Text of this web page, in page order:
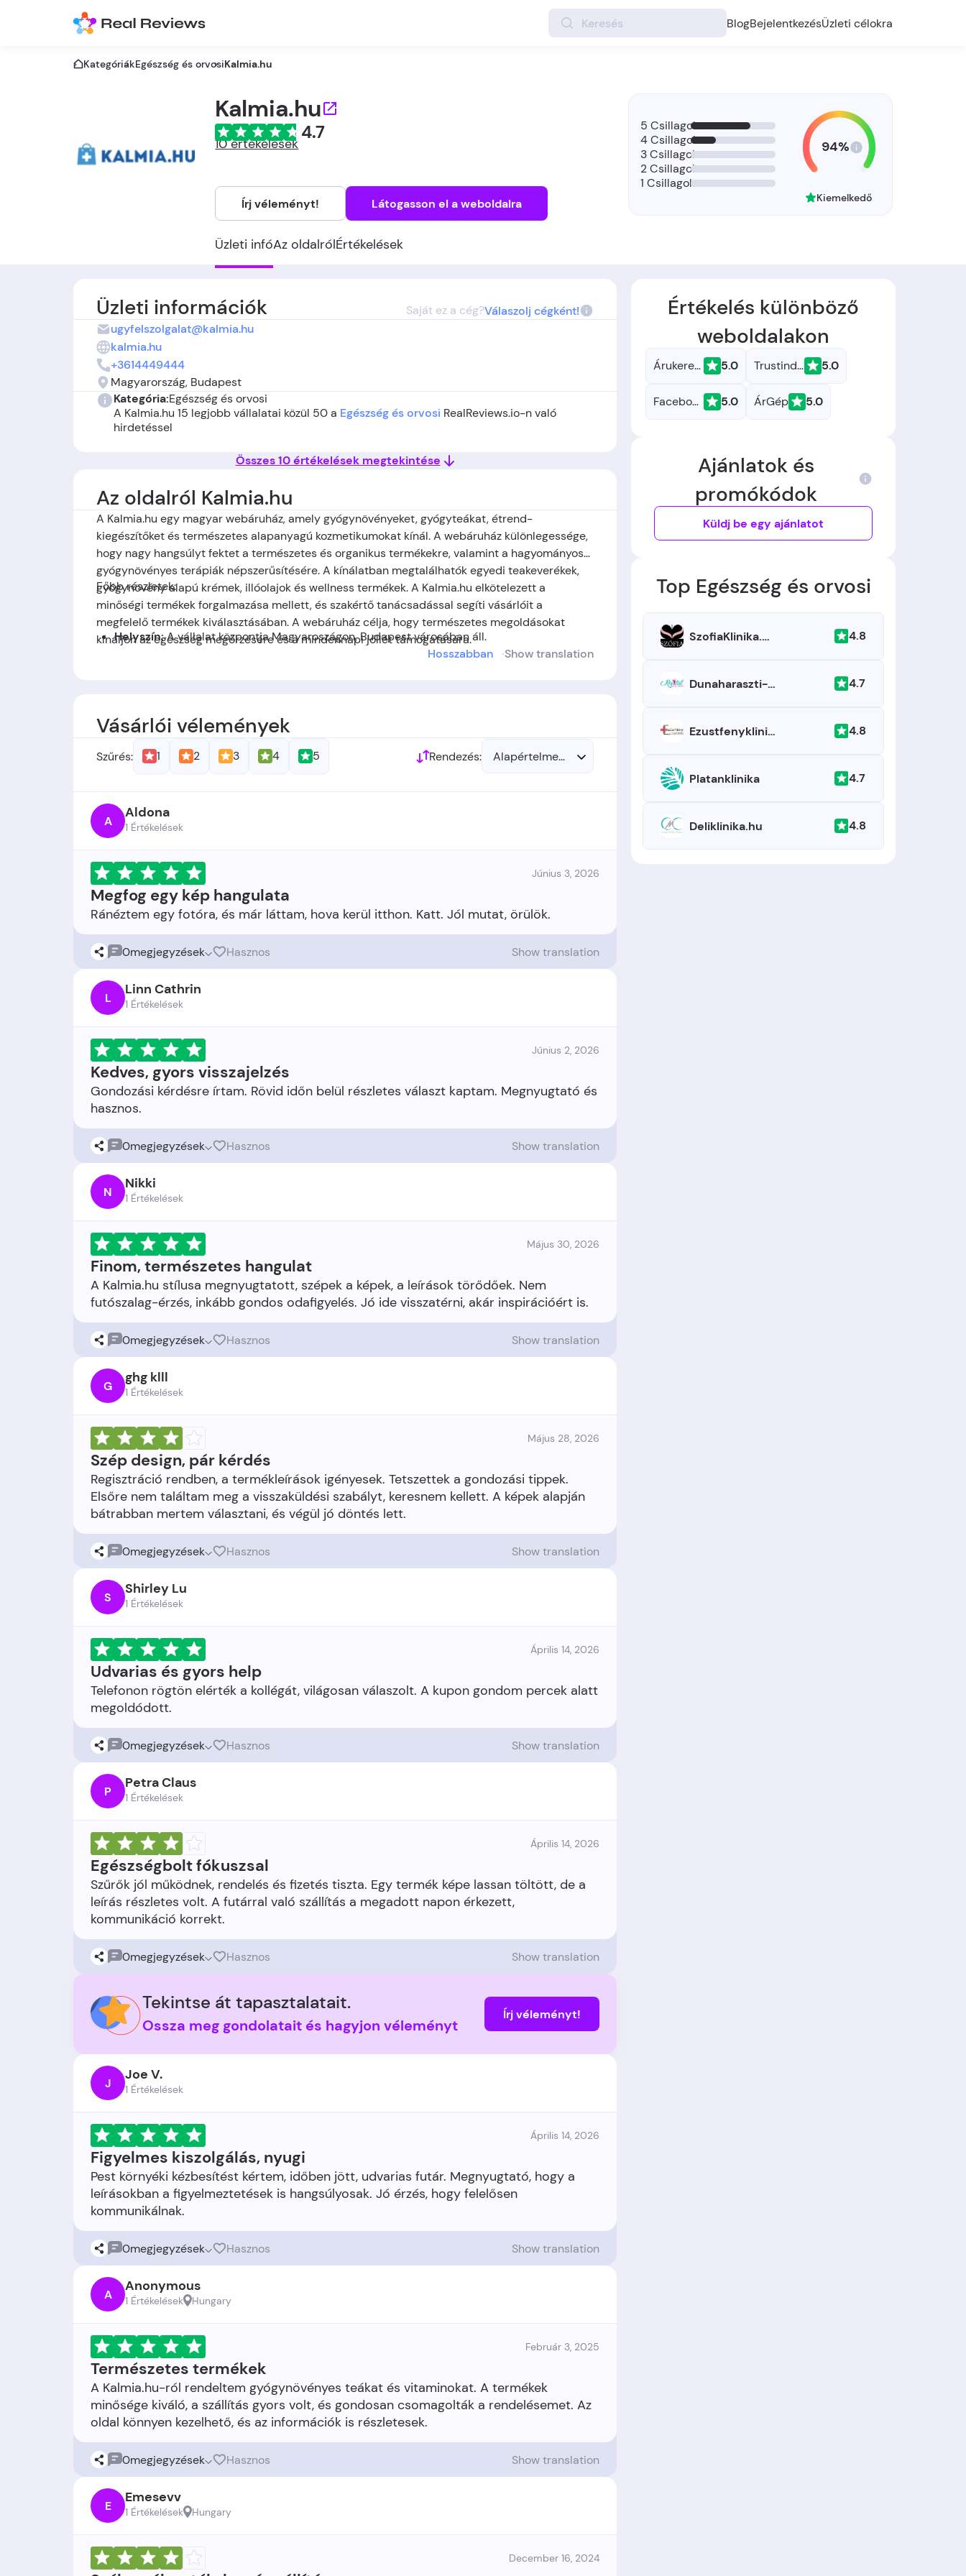
BlogBejelentkezésÜzleti célokra
KategóriákEgészség és orvosiKalmia.hu
Kalmia.hu
4.7
10 értékelések
Írj véleményt! Látogasson el a weboldalra
Üzleti infóAz oldalrólÉrtékelések
5 Csillagok
4 Csillagok
3 Csillagok
2 Csillagok
1 Csillagok
94%
Kiemelkedő
Üzleti információk Saját ez a cég?Válaszolj cégként!
ugyfelszolgalat@kalmia.hu
kalmia.hu
+3614449444
Magyarország, Budapest
Kategória:Egészség és orvosi
A Kalmia.hu 15 legjobb vállalatai közül 50 a Egészség és orvosi RealReviews.io-n való
hirdetéssel
Összes 10 értékelések megtekintése
Az oldalról Kalmia.hu
A Kalmia.hu egy magyar webáruház, amely gyógynövényeket, gyógyteákat, étrend-
kiegészítőket és természetes alapanyagú kozmetikumokat kínál. A webáruház különlegessége,
hogy nagy hangsúlyt fektet a természetes és organikus termékekre, valamint a hagyományos
gyógynövényes terápiák népszerűsítésére. A kínálatban megtalálhatók egyedi teakeverékek,
gyógynövény alapú krémek, illóolajok és wellness termékek. A Kalmia.hu elkötelezett a
minőségi termékek forgalmazása mellett, és szakértő tanácsadással segíti vásárlóit a
megfelelő termékek kiválasztásában. A webáruház célja, hogy természetes megoldásokat
kínáljon az egészség megőrzésére és a mindennapi jóllét támogatására.
Főbb részletek:
Helyszín:A vállalat központja Magyaroszágon,Budapestvárosában áll.
Hosszabban Show translation
Értékelés különböző
weboldalakon
Árukereső.hu 5.0 Trustindex 5.0
Facebook 5.0 ÁrGép 5.0
Ajánlatok és
promókódok
Küldj be egy ajánlatot
Top Egészség és orvosi
SzofiaKlinika.hu 4.8
Dunaharaszti-Maganklinika 4.7
Ezustfenyklinika 4.8
Platanklinika 4.7
Deliklinika.hu 4.8
Vásárlói vélemények
Rendezés: Alapértelmezett
Szűrés: 1 2 3 4 5
A Aldona
1 Értékelések
Június 3, 2026
Megfog egy kép hangulata
0megjegyzések Hasznos Show translation
L Linn Cathrin
1 Értékelések
Június 2, 2026
Kedves, gyors visszajelzés
Gondozási kérdésre írtam. Rövid időn belül részletes választ kaptam. Megnyugtató és
0megjegyzések Hasznos Show translation
N Nikki
1 Értékelések
Május 30, 2026
Finom, természetes hangulat
A Kalmia.hu stílusa megnyugtatott, szépek a képek, a leírások törődőek. Nem
0megjegyzések Hasznos Show translation
G ghg klll
1 Értékelések
Május 28, 2026
Szép design, pár kérdés
Regisztráció rendben, a termékleírások igényesek. Tetszettek a gondozási tippek.
Elsőre nem találtam meg a visszaküldési szabályt, keresnem kellett. A képek alapján
0megjegyzések Hasznos Show translation
S Shirley Lu
1 Értékelések
Április 14, 2026
Udvarias és gyors help
Telefonon rögtön elérték a kollégát, világosan válaszolt. A kupon gondom percek alatt
0megjegyzések Hasznos Show translation
P Petra Claus
1 Értékelések
Április 14, 2026
Egészségbolt fókuszsal
Szűrők jól működnek, rendelés és fizetés tiszta. Egy termék képe lassan töltött, de a
leírás részletes volt. A futárral való szállítás a megadott napon érkezett,
0megjegyzések Hasznos Show translation
Tekintse át tapasztalatait.
Ossza meg gondolatait és hagyjon véleményt
Írj véleményt!
J Joe V.
1 Értékelések
Április 14, 2026
Figyelmes kiszolgálás, nyugi
Pest környéki kézbesítést kértem, időben jött, udvarias futár. Megnyugtató, hogy a
leírásokban a figyelmeztetések is hangsúlyosak. Jó érzés, hogy felelősen
0megjegyzések Hasznos Show translation
A Anonymous
1 Értékelések Hungary
Február 3, 2025
Természetes termékek
A Kalmia.hu-ról rendeltem gyógynövényes teákat és vitaminokat. A termékek
minősége kiváló, a szállítás gyors volt, és gondosan csomagolták a rendelésemet. Az
0megjegyzések Hasznos Show translation
E Emesevv
1 Értékelések Hungary
December 16, 2024